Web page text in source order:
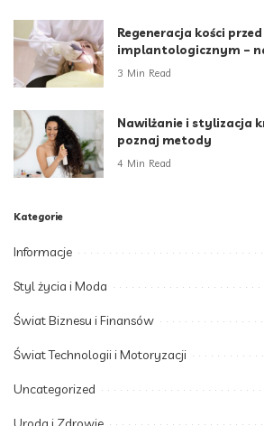
Regeneracja kości
implantologicznym –
3 Min Read
Nawilżanie i stylizacja
poznaj metody
4 Min Read
Kategorie
Informacje
Styl życia i Moda
Świat Biznesu i Finansów
Świat Technologii i Motoryzacji
Uncategorized